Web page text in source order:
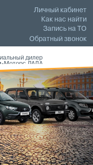
Личный кабинет
Как нас найти
Запись на ТО
Обратный звонок
дилер
Моторс ЛАДА